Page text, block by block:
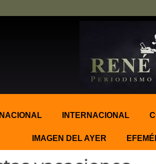
NACIONAL INTERNACIONAL
IMAGEN DEL AYER